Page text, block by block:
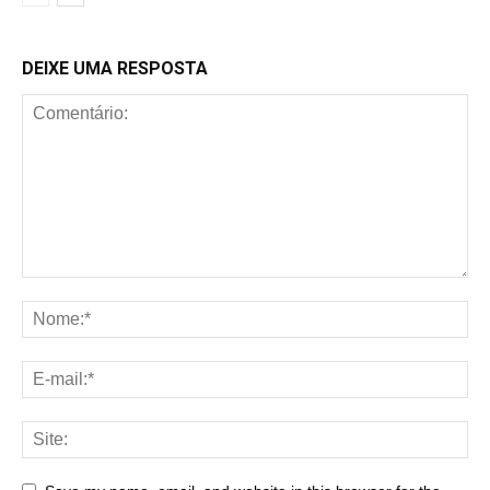
DEIXE UMA RESPOSTA